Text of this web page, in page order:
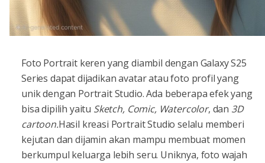
Foto Portrait keren yang diambil dengan Galaxy S25
Series dapat dijadikan avatar atau foto profil yang
unik dengan Portrait Studio. Ada beberapa efek yang
bisa dipilih yaitu Sketch, Comic, Watercolor, dan 3D
cartoon.Hasil kreasi Portrait Studio selalu memberi
kejutan dan dijamin akan mampu membuat momen
berkumpul keluarga lebih seru. Uniknya, foto wajah